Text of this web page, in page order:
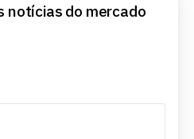
notícias do mercado